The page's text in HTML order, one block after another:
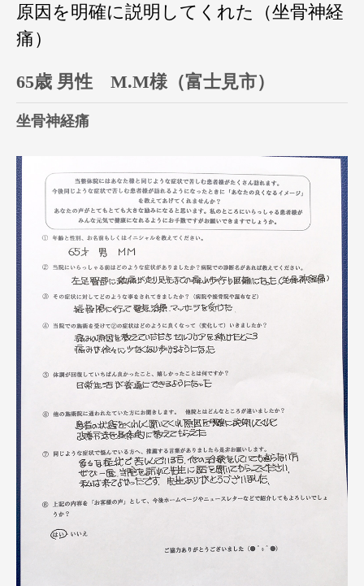
原因を明確に説明してくれた（坐骨神経
痛）
65歳 男性 M.M様（富士見市）
坐骨神経痛